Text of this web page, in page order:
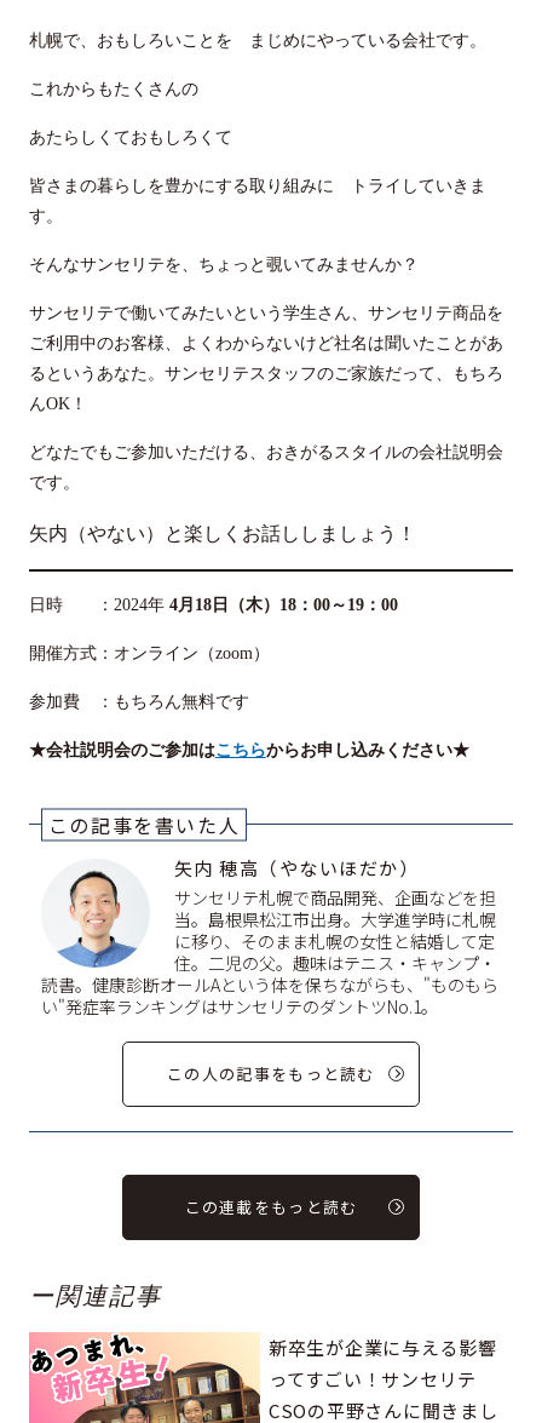
札幌で、おもしろいことを まじめにやっている会社です。
これからもたくさんの
あたらしくておもしろくて
皆さまの暮らしを豊かにする取り組みに トライしていきま
す。
そんなサンセリテを、ちょっと覗いてみませんか？
サンセリテで働いてみたいという学生さん、サンセリテ商品を
ご利用中のお客様、よくわからないけど社名は聞いたことがあ
るというあなた。サンセリテスタッフのご家族だって、もちろ
んOK！
どなたでもご参加いただける、おきがるスタイルの会社説明会
です。
矢内（やない）と楽しくお話ししましょう！
日時 ：2024年 4月18日（木）18：00～19：00
開催方式：オンライン（zoom）
参加費 ：もちろん無料です
★会社説明会のご参加はこちらからお申し込みください★
この記事を書いた人
矢内 穂高（やないほだか）
サンセリテ札幌で商品開発、企画などを担
当。島根県松江市出身。大学進学時に札幌
に移り、そのまま札幌の女性と結婚して定
住。二児の父。趣味はテニス・キャンプ・
読書。健康診断オールAという体を保ちながらも、"ものもら
い"発症率ランキングはサンセリテのダントツNo.1。
この人の記事をもっと読む
この連載をもっと読む
ー関連記事
新卒生が企業に与える影響
ってすごい！サンセリテ
CSOの平野さんに聞きまし